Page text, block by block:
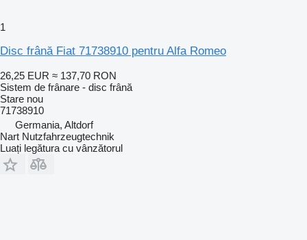
1
Disc frână Fiat 71738910 pentru Alfa Romeo
26,25 EUR ≈ 137,70 RON
Sistem de frânare - disc frână
Stare nou
71738910
Germania, Altdorf
Nart Nutzfahrzeugtechnik
Luați legătura cu vânzătorul